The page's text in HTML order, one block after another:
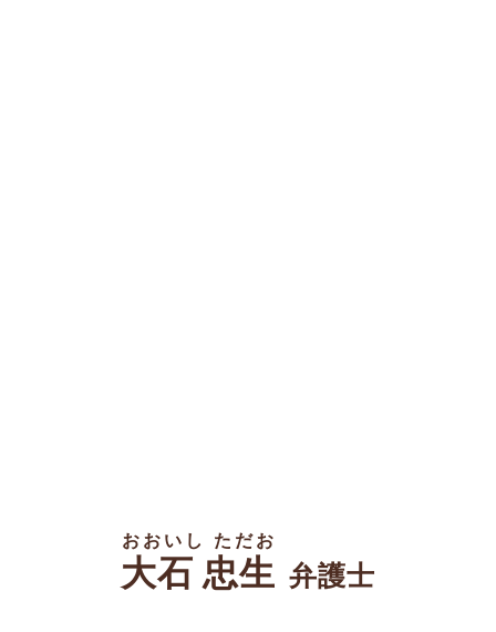
大石 忠生
おおいし ただお
弁護士